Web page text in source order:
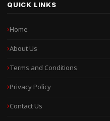
QUICK LINKS
Home
About Us
Terms and Conditions
Privacy Policy
Contact Us